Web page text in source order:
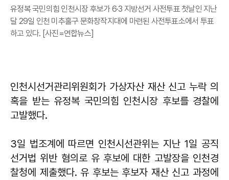
유정복 국민의힘 인천시장 후보가 6·3 지방선거 사전투표 첫날인 지난
달 29일 인천 미추홀구 문화창작지대에 마련된 사전투표소에서 투표
하고 있다. [사진=연합뉴스]
인천시선거관리위원회가 가상자산 재산 신고 누락 의
혹을 받는 유정복 국민의힘 인천시장 후보를 경찰에
고발했다.
3일 법조계에 따르면 인천시선관위는 지난 1일 공직
선거법 위반 혐의로 유 후보에 대한 고발장을 인천경
찰청에 제출했다. 유 후보는 후보자 재산 신고 과정에